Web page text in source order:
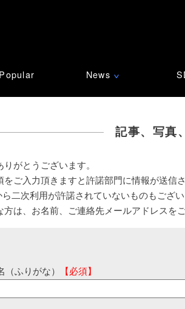
Popular News ∨
記事、写真
がとうございます。
をご入力頂きますと許諾部門に情報が送信
ら二次利用が許諾されていないものもござ
方は、お名前、ご連絡先メールアドレスを
（ふりがな） 【必須】